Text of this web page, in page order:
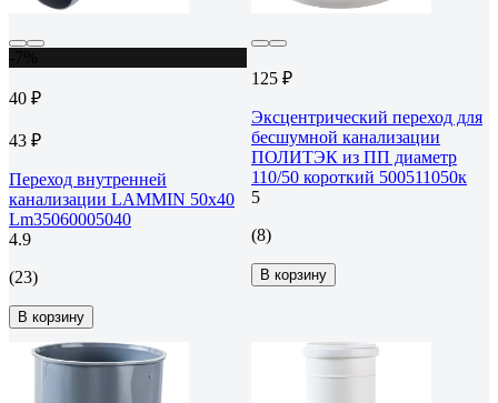
40 ₽
43 ₽
Переход внутренней
канализации LAMMIN 50х40
Lm35060005040
4.9
(23)
В корзину
125 ₽
Эксцентрический переход для
бесшумной канализации
ПОЛИТЭК из ПП диаметр
110/50 короткий 500511050к
5
(8)
В корзину